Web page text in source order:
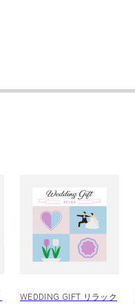
WEDDING GIFT リラック